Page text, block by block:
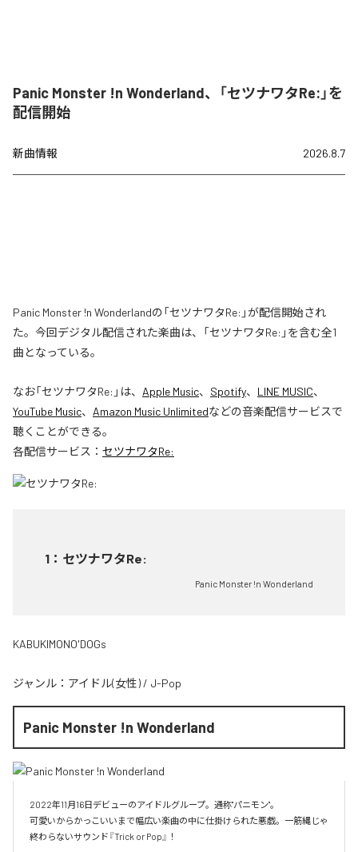
Panic Monster !n Wonderland、「セツナワタRe:」を
配信開始
新曲情報 2026.8.7
Panic Monster !n Wonderlandの「セツナワタRe:」が配信開始され
た。今回デジタル配信された楽曲は、「セツナワタRe:」を含む全1
曲となっている。
なお「セツナワタRe: 」は、 Apple Music、 Spotify、 LINE MUSIC、
YouTube Music、 Amazon Music Unlimitedなどの音楽配信サービスで
聴くことができる。
各配信サービス： セツナワタRe:
1 ： セツナワタRe:
Panic Monster !n Wonderland
KABUKIMONO'DOGs
ジャンル： アイドル(女性) / J-Pop
Panic Monster !n Wonderland
2022年11月16日デビューのアイドルグループ。通称"パニモン"。
可愛いからかっこいいまで幅広い楽曲の中に仕掛けられた悪戯。一筋縄じゃ
終わらないサウンド『Trick or Pop』！